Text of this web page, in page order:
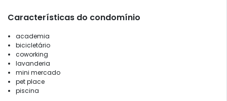
Características do condomínio
academia
bicicletário
coworking
lavanderia
mini mercado
pet place
piscina